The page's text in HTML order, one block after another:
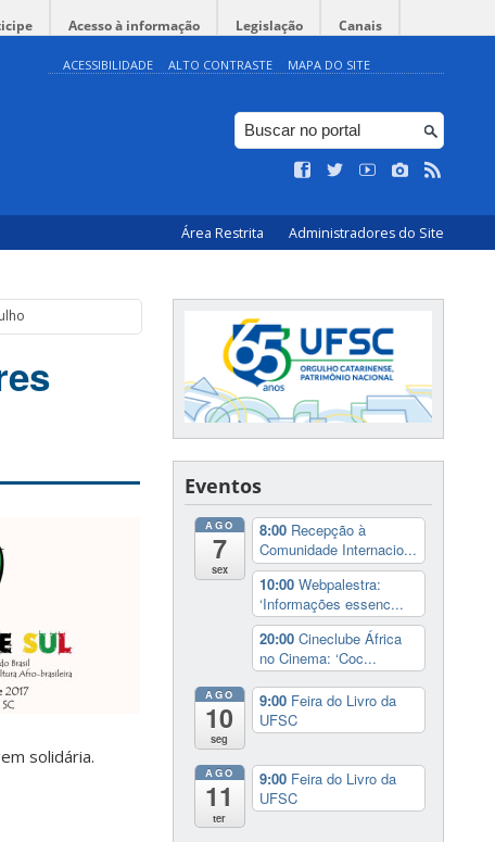
Acesso à informação Legislação Canais
ACESSIBILIDADE ALTO CONTRASTE MAPA DO SITE
Área Restrita Administradores do Site
solidária.
Eventos
AGO
7
sex
8:00 Recepção à
Comunidade Internacio...
10:00 Webpalestra:
‘Informações essenc...
20:00 Cineclube África
no Cinema: ‘Coc...
AGO
10
seg
9:00 Feira do Livro da
UFSC
AGO
11
ter
9:00 Feira do Livro da
UFSC